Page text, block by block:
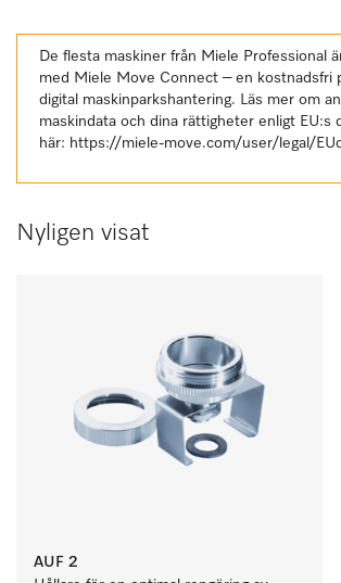
De flesta maskiner från Miele Professional
med Miele Move Connect – en kostnadsfri
digital maskinparkshantering. Läs mer om
maskindata och dina rättigheter enligt EU:s
här: https://miele-move.com/user/legal/
Nyligen visat
AUF 2